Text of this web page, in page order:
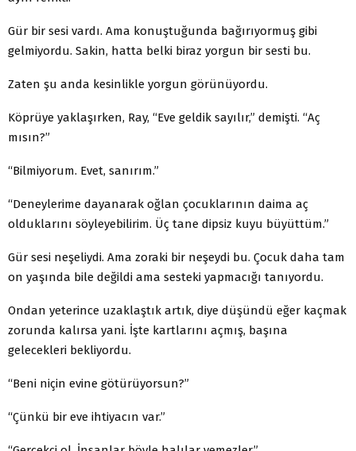
Gür bir sesi vardı. Ama konuştuğunda bağırıyormuş gibi
gelmiyordu. Sakin, hatta belki biraz yorgun bir sesti bu.
Zaten şu anda kesinlikle yorgun görünüyordu.
Köprüye yaklaşırken, Ray, “Eve geldik sayılır,” demişti. “Aç
mısın?”
“Bilmiyorum. Evet, sanırım.”
“Deneylerime dayanarak oğlan çocuklarının daima aç
olduklarını söyleyebilirim. Üç tane dipsiz kuyu büyüttüm.”
Gür sesi neşeliydi. Ama zoraki bir neşeydi bu. Çocuk daha tam
on yaşında bile değildi ama sesteki yapmacığı tanıyordu.
Ondan yeterince uzaklaştık artık, diye düşündü eğer kaçmak
zorunda kalırsa yani. İşte kartlarını açmış, başına
gelecekleri bekliyordu.
“Beni niçin evine götürüyorsun?”
“Çünkü bir eve ihtiyacın var.”